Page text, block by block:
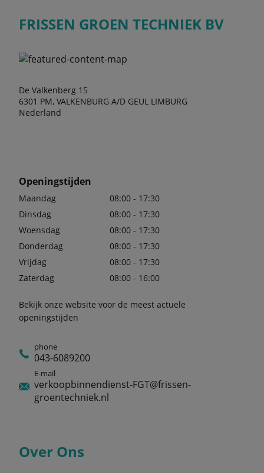
FRISSEN GROEN TECHNIEK BV
De Valkenberg 15
6301 PM, VALKENBURG A/D GEUL LIMBURG
Nederland
Openingstijden
Maandag
08:00 - 17:30
Dinsdag
08:00 - 17:30
Woensdag
08:00 - 17:30
Donderdag
08:00 - 17:30
Vrijdag
08:00 - 17:30
Zaterdag
08:00 - 16:00
Bekijk onze website voor de meest actuele
openingstijden
phone
043-6089200
E-mail
verkoopbinnendienst-FGT@frissen-
groentechniek.nl
Over Ons